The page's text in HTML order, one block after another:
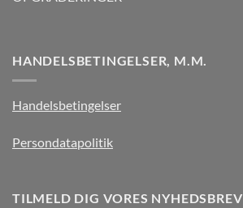
HANDELSBETINGELSER, M.M.
Handelsbetingelser
Persondatapolitik
TILMELD DIG VORES NYHEDSBREV